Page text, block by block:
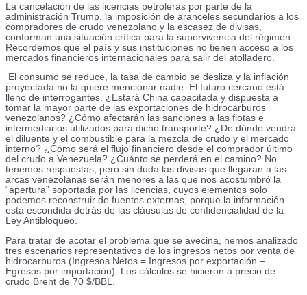
La cancelación de las licencias petroleras por parte de la
administración Trump, la imposición de aranceles secundarios a los
compradores de crudo venezolano y la escasez de divisas,
conforman una situación crítica para la supervivencia del régimen.
Recordemos que el país y sus instituciones no tienen acceso a los
mercados financieros internacionales para salir del atolladero.
El consumo se reduce, la tasa de cambio se desliza y la inflación
proyectada no la quiere mencionar nadie. El futuro cercano está
lleno de interrogantes. ¿Estará China capacitada y dispuesta a
tomar la mayor parte de las exportaciones de hidrocarburos
venezolanos? ¿Cómo afectarán las sanciones a las flotas e
intermediarios utilizados para dicho transporte? ¿De dónde vendrá
el diluente y el combustible para la mezcla de crudo y el mercado
interno? ¿Cómo será el flujo financiero desde el comprador último
del crudo a Venezuela? ¿Cuánto se perderá en el camino? No
tenemos respuestas, pero sin duda las divisas que llegaran a las
arcas venezolanas serán menores a las que nos acostumbró la
“apertura” soportada por las licencias, cuyos elementos solo
podemos reconstruir de fuentes externas, porque la información
está escondida detrás de las cláusulas de confidencialidad de la
Ley Antibloqueo.
Para tratar de acotar el problema que se avecina, hemos analizado
tres escenarios representativos de los ingresos netos por venta de
hidrocarburos (Ingresos Netos = Ingresos por exportación –
Egresos por importación). Los cálculos se hicieron a precio de
crudo Brent de 70 $/BBL.